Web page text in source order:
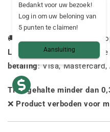
🚚
: GLS of
Leveringslanden: Europese
betaling: Visa, Mastercard,
THC-gehalte minder dan
❌ Product verboden voor
Bedankt voor uw bezoek!
Log in om uw beloning van
5 punten te claimen!
Aansluiting